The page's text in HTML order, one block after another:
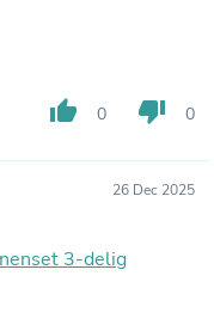
thumb_up 0 thumb_down 0
26 Dec 2025
3-delig